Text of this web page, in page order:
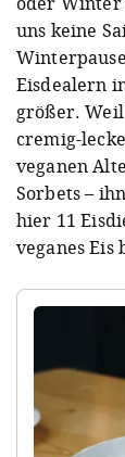
uns keine
Eisdealern
größer.
cremig-
veganen
Sorbets –
hier 11
veganes Eis